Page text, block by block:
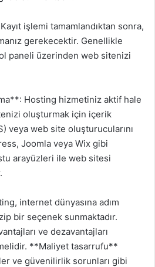
işlemi tamamlandıktan sonra,
gerekecektir. Genellikle
paneli üzerinden web sitenizi
Hosting hizmetiniz aktif hale
oluşturmak için içerik
veya web site oluşturucularını
Joomla veya Wix gibi
arayüzleri ile web sitesi
internet dünyasına adım
bir seçenek sunmaktadır.
ve dezavantajları
**Maliyet tasarrufu**
ve güvenilirlik sorunları gibi